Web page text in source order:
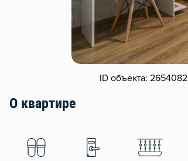
ID объекта: 2654082
О квартире